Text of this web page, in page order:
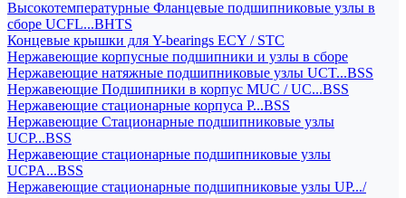
Высокотемпературные Фланцевые подшипниковые узлы в
сборе UCFL...BHTS
Концевые крышки для Y-bearings ECY / STC
Нержавеющие корпусные подшипники и узлы в сборе
Нержавеющие натяжные подшипниковые узлы UCT...BSS
Нержавеющие Подшипники в корпус MUC / UC...BSS
Нержавеющие стационарные корпуса P...BSS
Нержавеющие Стационарные подшипниковые узлы
UCP...BSS
Нержавеющие стационарные подшипниковые узлы
UCPA...BSS
Нержавеющие стационарные подшипниковые узлы UP.../